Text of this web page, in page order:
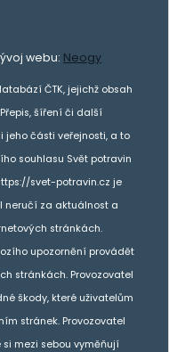
webu: Neogy
ČTK, jejichž obsah
šíření či další
jeho části veřejnosti, a to
souhlasu Svět potravin
svet-potravin.cz je
neručí za aktuálnost a
stránkách.
upozornění provádět
stránkách. Provozovatel
škody, které uživatelům
stránek. Provozovatel
mezi sebou vyměňují